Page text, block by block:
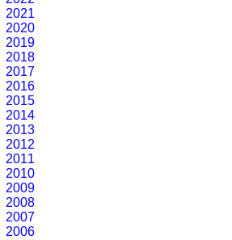
2021
2020
2019
2018
2017
2016
2015
2014
2013
2012
2011
2010
2009
2008
2007
2006